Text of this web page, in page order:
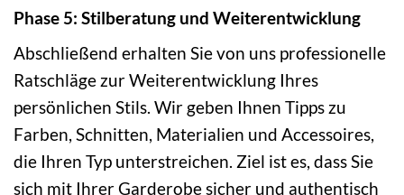
Phase 5: Stilberatung und Weiterentwicklung
Abschließend erhalten Sie von uns professionelle
Ratschläge zur Weiterentwicklung Ihres
persönlichen Stils. Wir geben Ihnen Tipps zu
Farben, Schnitten, Materialien und Accessoires,
die Ihren Typ unterstreichen. Ziel ist es, dass Sie
sich mit Ihrer Garderobe sicher und authentisch